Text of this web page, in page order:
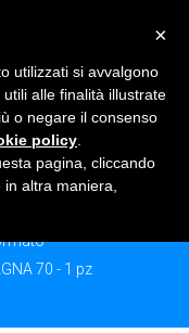
70 - 1
70 - 1 pz
×
utilizzati si avvalgono
alle finalità illustrate
o negare il consenso
policy
pagina, cliccando
altra maniera,